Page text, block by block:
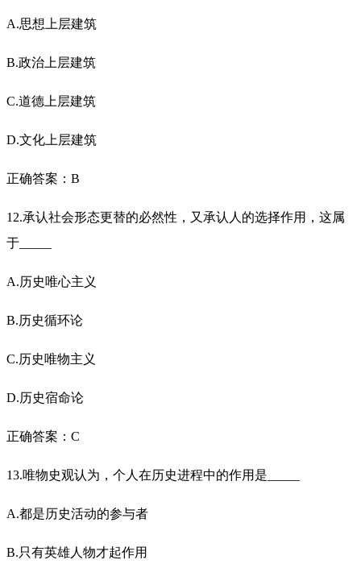
A.思想上层建筑
B.政治上层建筑
C.道德上层建筑
D.文化上层建筑
正确答案：B
12.承认社会形态更替的必然性，又承认人的选择作用，这属
于_____
A.历史唯心主义
B.历史循环论
C.历史唯物主义
D.历史宿命论
正确答案：C
13.唯物史观认为，个人在历史进程中的作用是_____
A.都是历史活动的参与者
B.只有英雄人物才起作用